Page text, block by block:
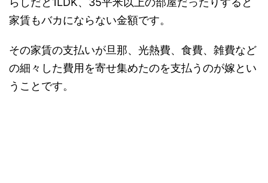
家賃もバカにならない金額です。
その家賃の支払いが旦那、光熱費、食費、雑費など
の細々した費用を寄せ集めたのを支払うのが嫁とい
うことです。